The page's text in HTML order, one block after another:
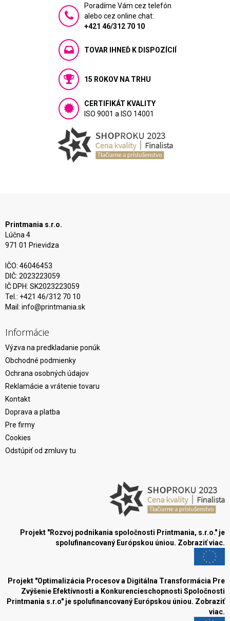
Poradíme Vám cez telefón
alebo cez online chat:
+421 46/312 70 10
TOVAR IHNEĎ K DISPOZÍCIÍ
15 ROKOV NA TRHU
CERTIFIKÁT KVALITY
ISO 9001 a ISO 14001
Printmania s.r.o.
Lúčna 4
971 01 Prievidza
IČO: 46046453
DIČ: 2023223059
IČ DPH: SK2023223059
Tel.: +421 46/312 70 10
Mail: info@printmania.sk
Informácie
Výzva na predkladanie ponúk
Obchodné podmienky
Ochrana osobných údajov
Reklamácie a vrátenie tovaru
Kontakt
Doprava a platba
Pre firmy
Cookies
Odstúpiť od zmluvy tu
Projekt "Rozvoj podnikania spoločnosti Printmania, s.r.o." je
spolufinancovaný Európskou úniou. Zobraziť viac.
Projekt "Optimalizácia Procesov a Digitálna Transformácia Pre
Zvýšenie Efektívnosti a Konkurencieschopnosti Spoločnosti
Printmania s.r.o" je spolufinancovaný Európskou úniou. Zobraziť
viac.